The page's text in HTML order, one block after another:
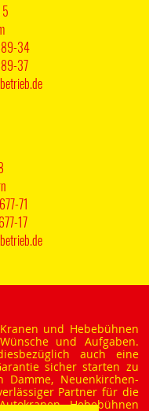
34
37
71
17
und Hebebühnen
und Aufgaben.
auch eine
sicher starten zu
Neuenkirchen-
Partner für die
Hebebühnen